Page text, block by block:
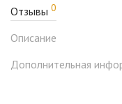
Отзывы 0
Описание
Дополнительная